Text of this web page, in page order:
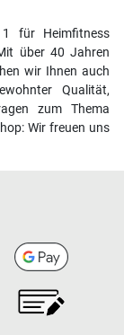
für Heimfitness
über 40 Jahren
wir Ihnen auch
Qualität,
zum Thema
Wir freuen uns